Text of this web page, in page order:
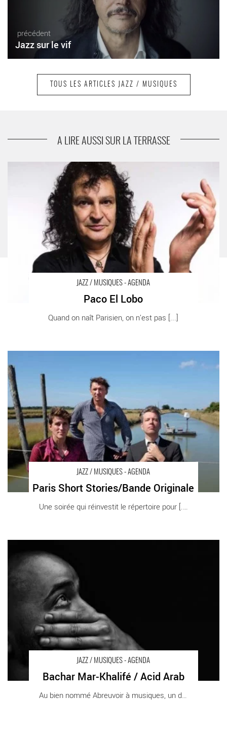
précédent
Jazz sur le vif
Au Duc des Lombards
TOUS LES ARTICLES JAZZ / MUSIQUES
A LIRE AUSSI SUR LA TERRASSE
JAZZ / MUSIQUES - AGENDA
Paco El Lobo
Quand on naît Parisien, on n’est pas [...]
Paco El Lobo - Critique sortie Jazz / Musiques Paris Théâtre
JAZZ / MUSIQUES - AGENDA
Paris Short Stories/Bande Originale
Musiques Pantin La Dynamo
JAZZ / MUSIQUES - AGENDA
Bachar Mar-Khalifé / Acid Arab
Au bien nommé Abreuvoir à musiques, un double [...]
Noisiel La Ferme du Buisson